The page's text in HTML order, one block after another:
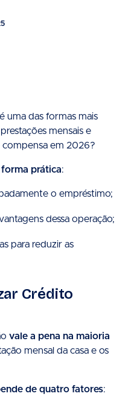
uma das formas mais
mensais e
compensa em 2026?
prática:
o empréstimo;
dessa operação;
para reduzir as
Crédito
vale a pena na maioria
mensal da casa e os
de quatro fatores: